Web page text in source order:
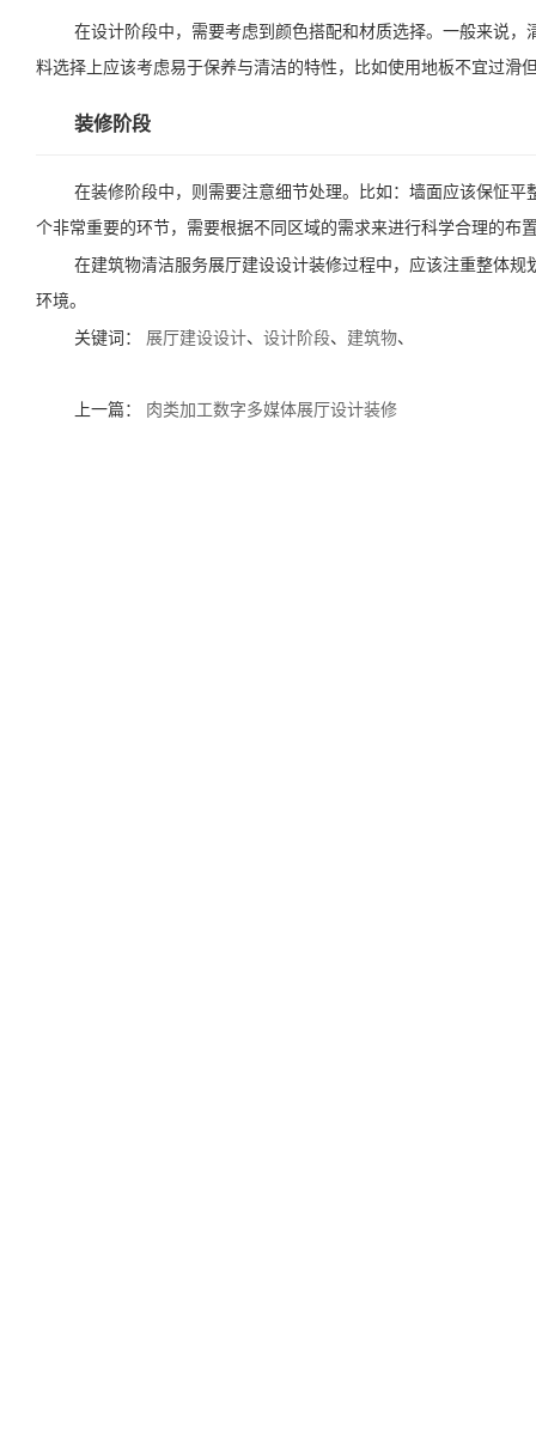
在设计阶段中，需要考虑到颜色搭配和材质选择。一般来说
料选择上应该考虑易于保养与清洁的特性，比如使用地板不宜过滑
装修阶段
在装修阶段中，则需要注意细节处理。比如：墙面应该保怔
个非常重要的环节，需要根据不同区域的需求来进行科学合理的布
在建筑物清洁服务展厅建设设计装修过程中，应该注重整体
环境。
关键词： 展厅建设设计、 设计阶段、 建筑物、
上一篇： 肉类加工数字多媒体展厅设计装修